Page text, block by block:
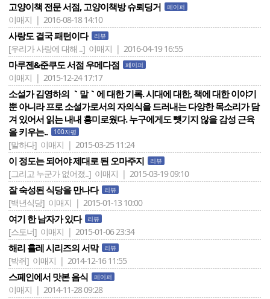
고양이책 전문 서점, 고양이책방 슈뢰딩거 페이퍼
이매지 | 2016-08-18 14:10
사랑도 결국 패턴이다 리뷰
[우리가 사랑에 대해 ..] 이매지 | 2016-04-19 16:55
마루젠&준쿠도 서점 우메다점 페이퍼
이매지 | 2015-12-24 17:17
소설가 김영하의 ｀말｀에 대한 기록. 시대에 대한, 책에 대한 이야기
뿐 아니라 프로 소설가로서의 자의식을 드러내는 다양한 목소리가 담
겨 있어서 읽는 내내 흥미로웠다. 누구에게도 뺏기지 않을 감성 근육
을 키우는..
100자평
[말하다] 이매지 | 2015-03-25 11:24
이 정도는 되어야 제대로 된 오마주지 리뷰
[그리고 누군가 없어졌..] 이매지 | 2015-03-19 09:10
잘 숙성된 식당을 만나다 리뷰
[백년식당] 이매지 | 2015-01-13 10:00
여기 한 남자가 있다 리뷰
[스토너] 이매지 | 2015-01-06 23:34
해리 홀레 시리즈의 서막 리뷰
[박쥐] 이매지 | 2014-12-16 11:55
스페인에서 맛본 음식 페이퍼
이매지 | 2014-11-28 09:28